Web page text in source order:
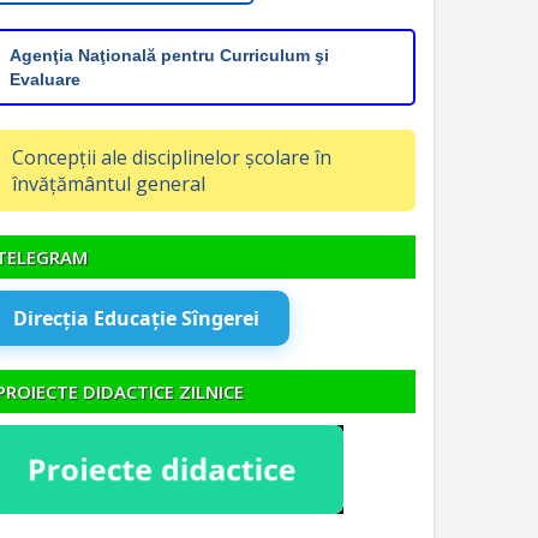
Agenţia Naţională pentru Curriculum şi
Evaluare
Concepții ale disciplinelor școlare în
învățământul general
Direcția Educație Sîngerei
DIDACTICE ZILNICE